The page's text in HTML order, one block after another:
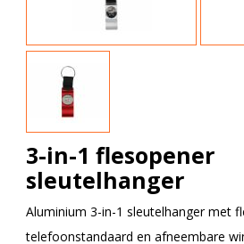
3-in-1 flesopener
sleutelhanger
Aluminium 3-in-1 sleutelhanger met
telefoonstandaard en afneembare